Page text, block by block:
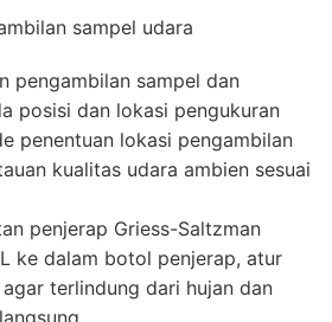
sampel udara
pengambilan sampel dan
posisi dan lokasi pengukuran
penentuan lokasi pengambilan
kualitas udara ambien sesuai
penjerap Griess-Saltzman
ke dalam botol penjerap, atur
terlindung dari hujan dan